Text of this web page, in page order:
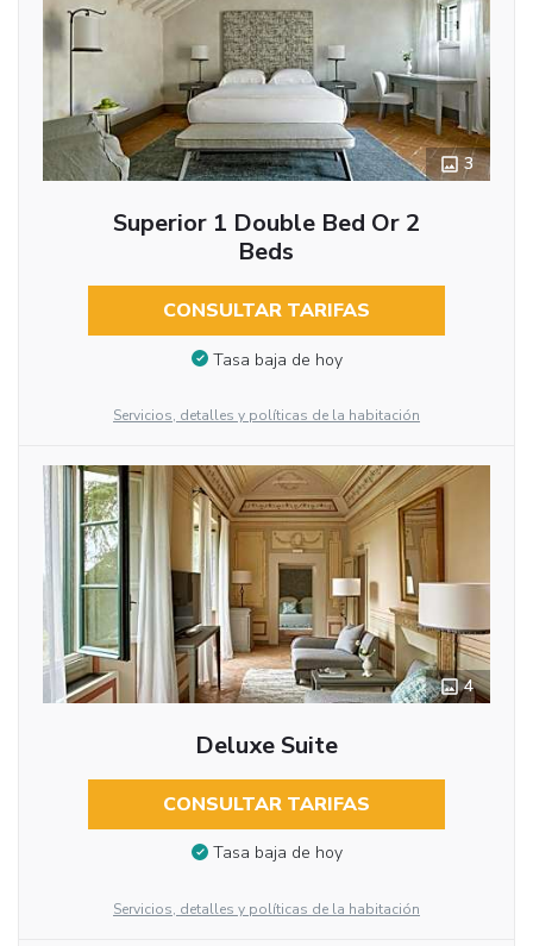
3
Superior 1 Double Bed Or 2
Beds
CONSULTAR TARIFAS
Tasa baja de hoy
Servicios, detalles y políticas de la habitación
4
Deluxe Suite
CONSULTAR TARIFAS
Tasa baja de hoy
Servicios, detalles y políticas de la habitación